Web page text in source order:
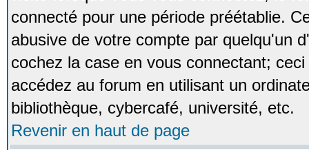
connecté pour une période préétablie.
abusive de votre compte par quelqu'un
cochez la case en vous connectant;
accédez au forum en utilisant un
bibliothèque, cybercafé, université, etc.
Revenir en haut de page